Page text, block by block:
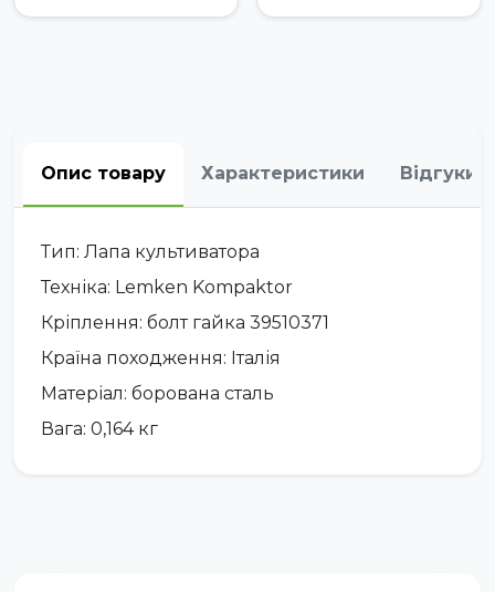
Опис товару Характеристики Відгуки
Тип: Лапа культиватора
Техніка: Lemken Kompaktor
Кріплення: болт гайка 39510371
Країна походження: Італія
Матеріал: борована сталь
Вага: 0,164 кг